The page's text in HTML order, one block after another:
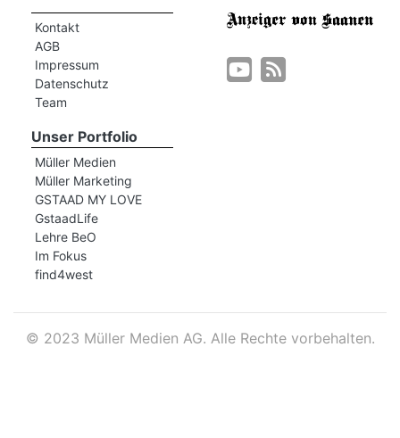
Kontakt
AGB
Impressum
Datenschutz
Team
Unser Portfolio
Müller Medien
Müller Marketing
GSTAAD MY LOVE
GstaadLife
Lehre BeO
Im Fokus
find4west
© 2023 Müller Medien AG. Alle Rechte vorbehalten.